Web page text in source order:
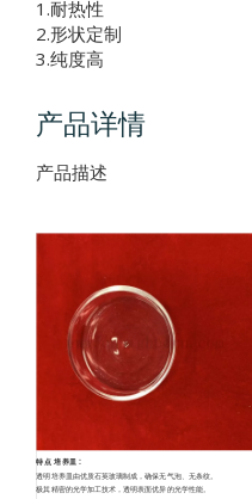
1.耐热性
2.形状定制
3.纯度高
产品详情
产品描述
特点培养皿 :
透明培养皿由优质石英玻璃制成，确保无气泡、无条纹。
极其精密的光学加工技术，透明表面优异的光学性能。